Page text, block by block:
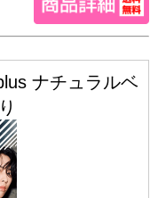
ナチュラルベ